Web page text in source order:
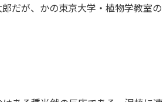
だが、かの東京大学・植物学教室の